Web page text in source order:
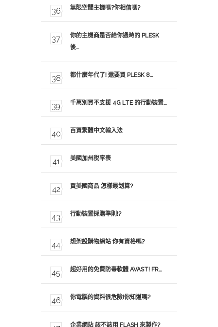
無限空間主機嗎?你相信嗎?
你的主機商是否給你過時的 PLESK
後…
都什麼年代了! 還要買 PLESK 8…
千萬別買不支援 4G LTE 的行動裝置…
百資繁體中文輸入法
美國加州稅率表
買美國商品 怎樣最划算?
行動裝置採購準則!?
想架設購物網站 你有資格嗎?
超好用的免費防毒軟體 AVAST! FR…
你電腦的資料很危險!你知道嗎?
企業網站 該不該用 FLASH 來製作?